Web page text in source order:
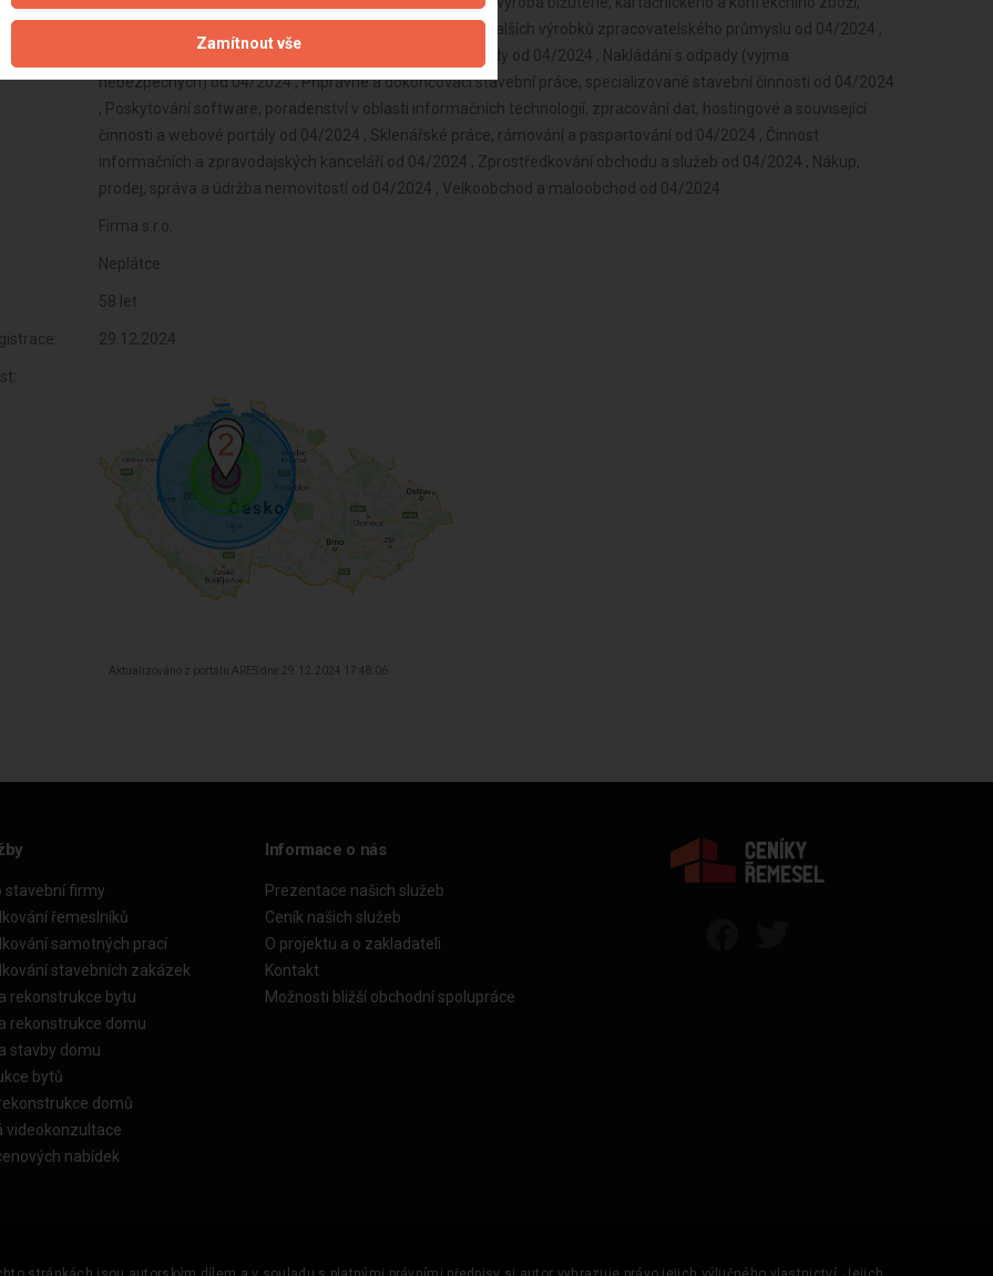
Firma s.r.o.
Neplátce
58 let
29.12.2024
Aktualizováno z portálu ARES dne 29.12.2024 17:48:06
stavební firmy
řemeslníků
samotných prací
stavebních zakázek
rekonstrukce bytu
rekonstrukce domu
stavby domu
bytů
domů
videokonzultace
nabídek
Informace o nás
Prezentace našich služeb
Ceník našich služeb
O projektu a o zakladateli
Kontakt
Možnosti bližší obchodní spolupráce
Zamítnout vše